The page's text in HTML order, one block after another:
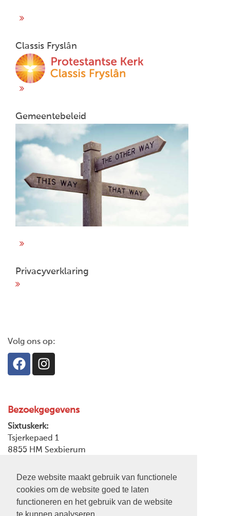
Deze website maakt gebruik van functionele
cookies om de website goed te laten
functioneren en het gebruik van de website
Classis Fryslân
Gemeentebeleid
Privacyverklaring
Volg ons op:
Bezoekgegevens
Sixtuskerk:
Tsjerkepaed 1
8855 HM Sexbierum
Postadres:
Tsjerkepaed 7
8855 HM Sexbierum